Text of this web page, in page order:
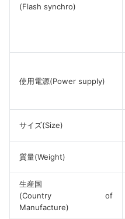
(Flash synchro)
使用電源(Power supply)
サイズ(Size)
質量(Weight)
生産国
(Country of
Manufacture)